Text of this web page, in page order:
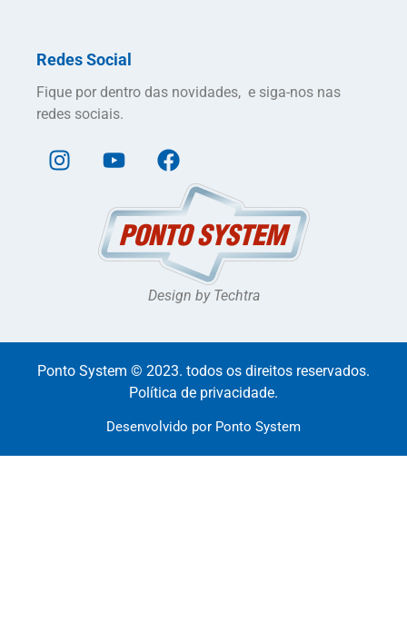
Redes Social
Fique por dentro das novidades, e siga-nos nas
redes sociais.
Design by Techtra
Ponto System © 2023. todos os direitos reservados.
Política de privacidade.
Desenvolvido por Ponto System